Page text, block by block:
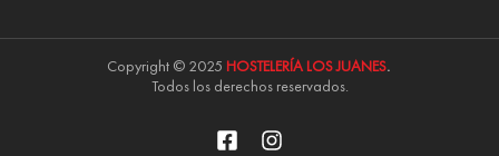
Copyright © 2025 HOSTELERÍA LOS JUANES.
Todos los derechos reservados.